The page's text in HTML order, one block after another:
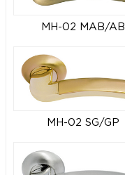
MH-02 MAB/AB
MH-02 SG/GP